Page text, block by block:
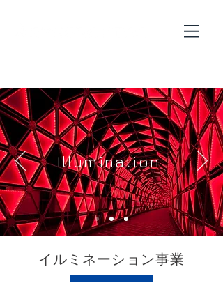
Illumination
イルミネーション事業